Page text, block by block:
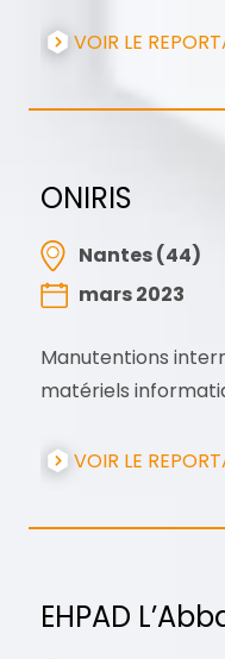
VOIR LE
ONIRIS
Manutentions
matériels
VOIR LE
Nantes (44)
mars 2023
EHPAD